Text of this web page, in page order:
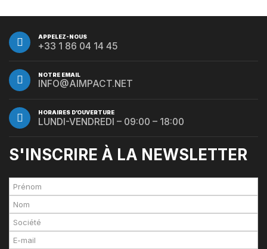
APPELEZ-NOUS
+33 1 86 04 14 45
NOTRE EMAIL
INFO@AIMPACT.NET
HORAIRES D’OUVERTURE
LUNDI-VENDREDI – 09:00 – 18:00
S'INSCRIRE À LA NEWSLETTER